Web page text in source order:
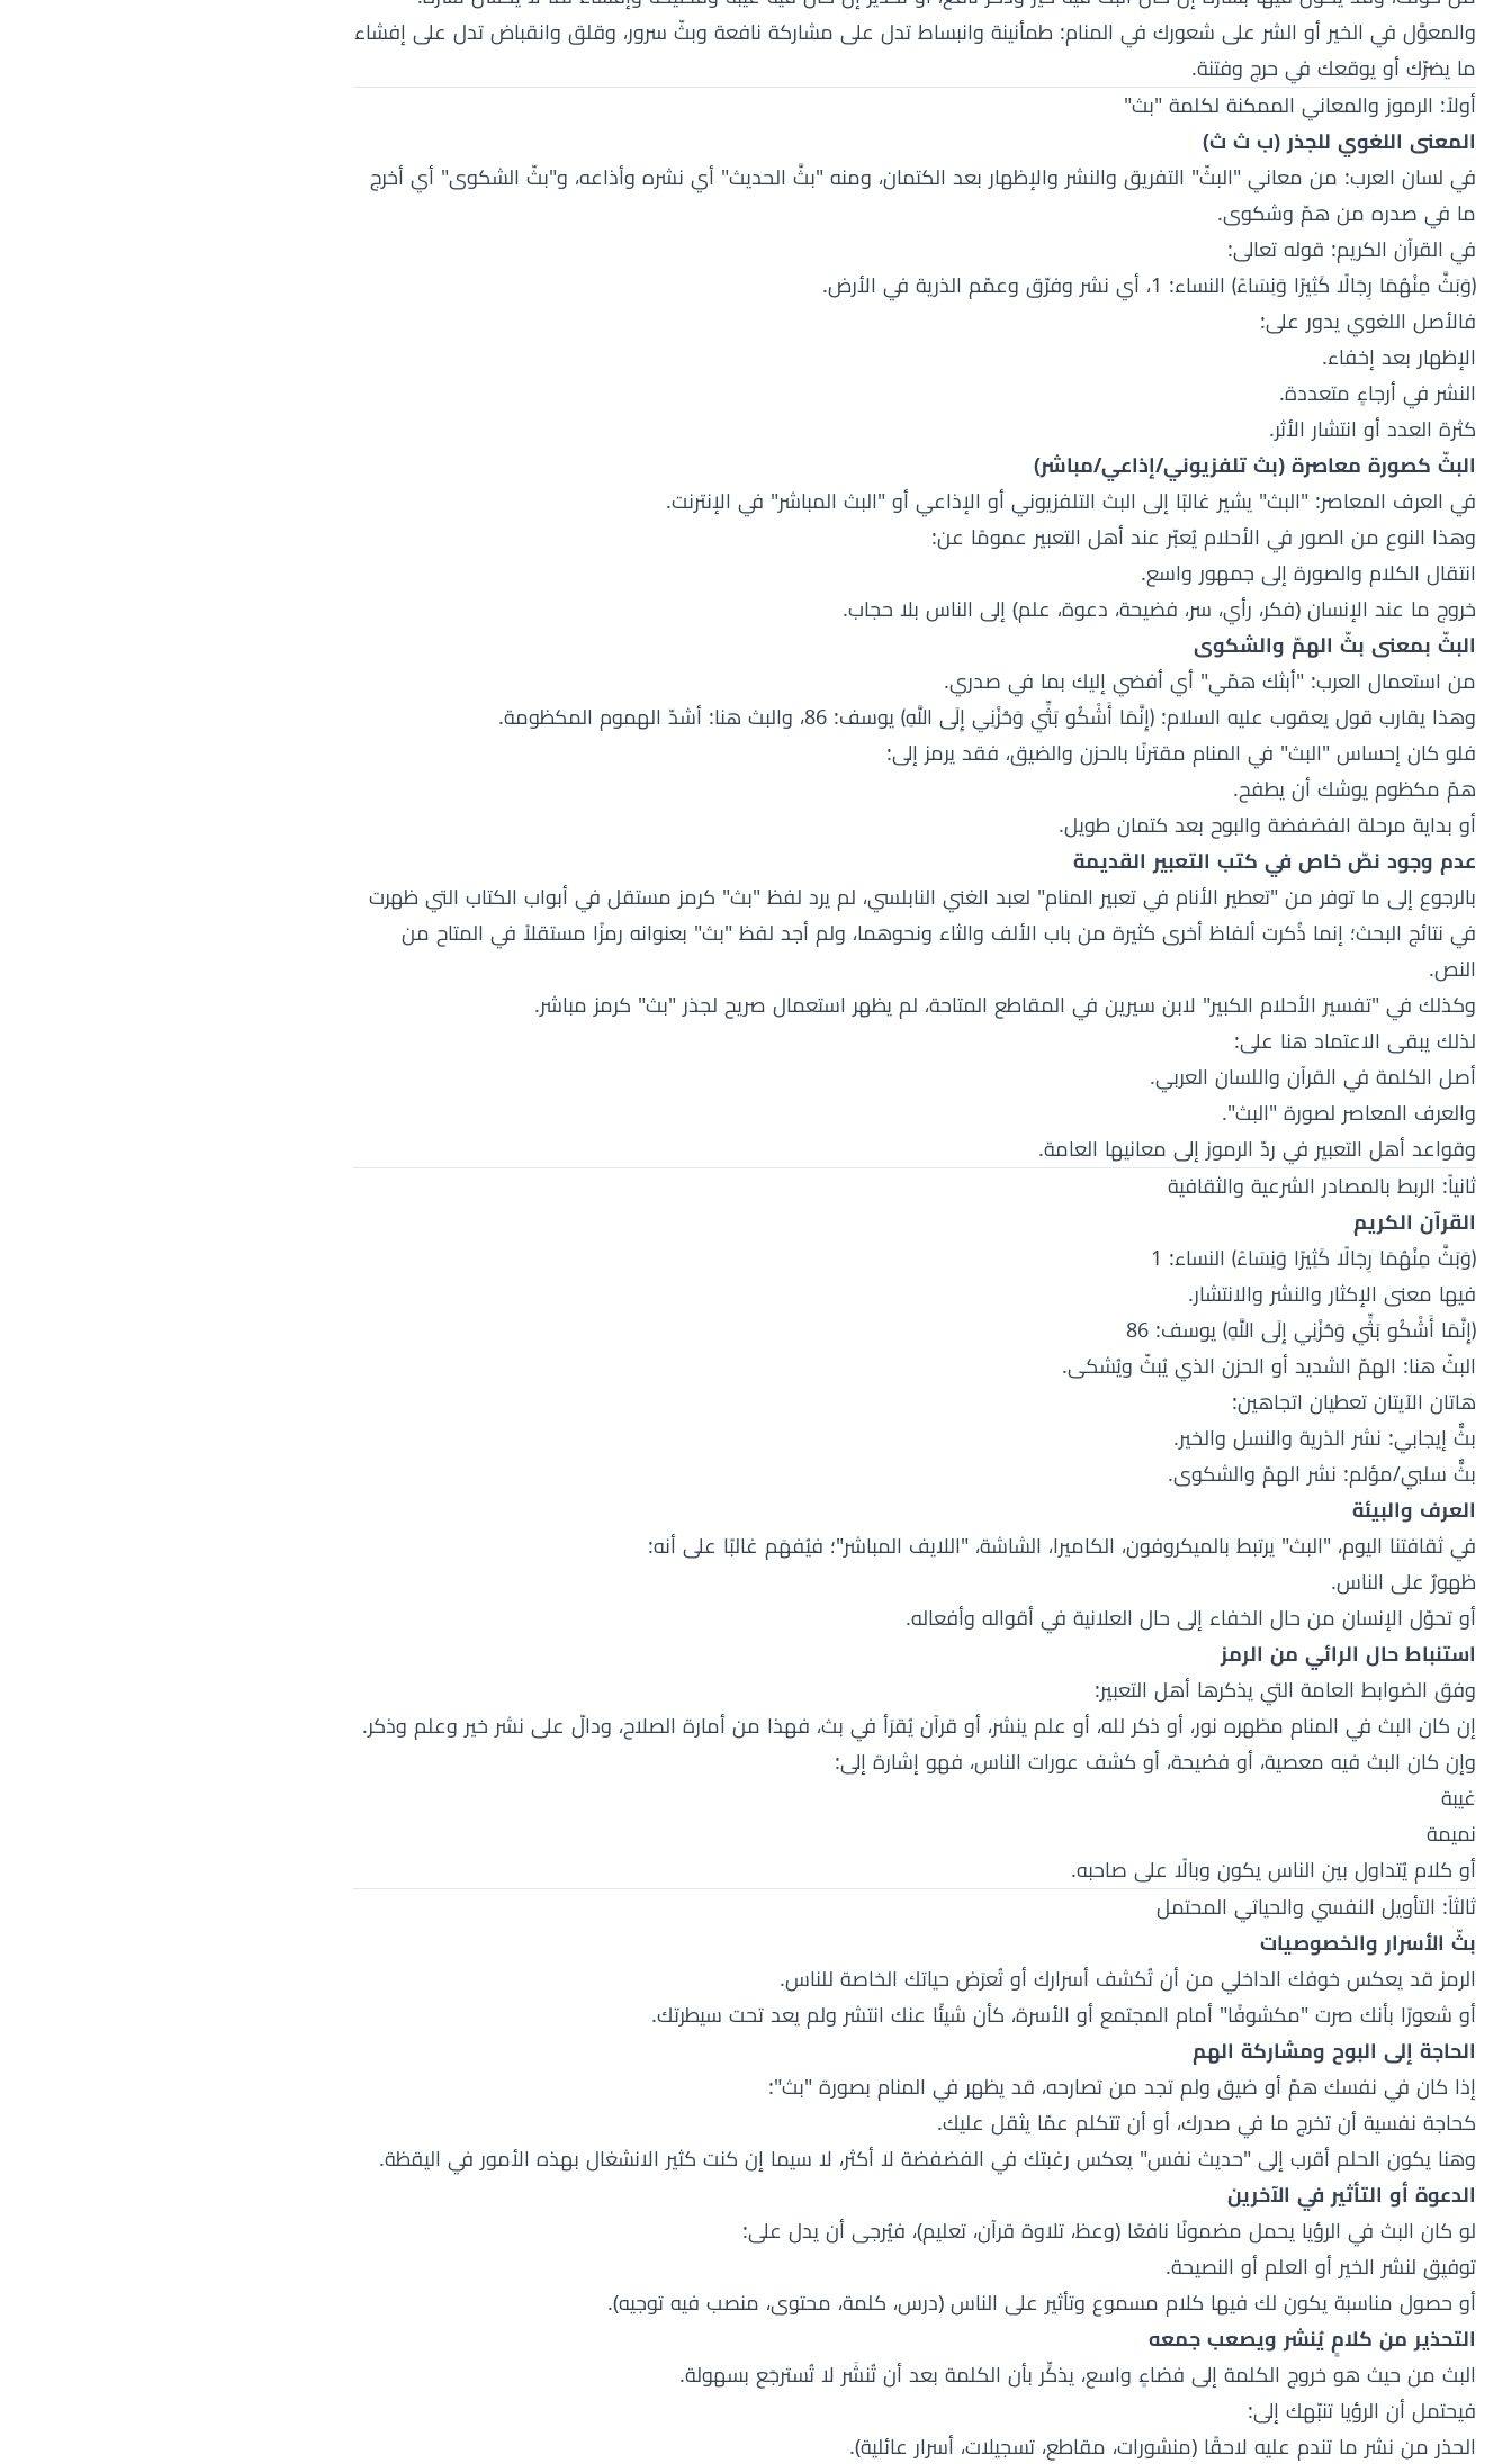
والمعوَّل في الخير أو الشر على شعورك في المنام: طمأنينة وانبساط تدل على مشاركة نافعة وبثّ سرور، وقلق وانقباض تدل على إفشاء
ما يضرّك أو يوقعك في حرج وفتنة.
أولاً: الرموز والمعاني الممكنة لكلمة "بث"
المعنى اللغوي للجذر (ب ث ث)
في لسان العرب: من معاني "البثّ" التفريق والنشر والإظهار بعد الكتمان، ومنه "بثَّ الحديث" أي نشره وأذاعه، و"بثّ الشكوى" أي أخرج
ما في صدره من همّ وشكوى.
في القرآن الكريم: قوله تعالى:
﴿وَبَثَّ مِنْهُمَا رِجَالًا كَثِيرًا وَنِسَاءً﴾ النساء: 1، أي نشر وفرّق وعمّم الذرية في الأرض.
فالأصل اللغوي يدور على:
الإظهار بعد إخفاء.
النشر في أرجاءٍ متعددة.
كثرة العدد أو انتشار الأثر.
البثّ كصورة معاصرة (بث تلفزيوني/إذاعي/مباشر)
في العرف المعاصر: "البث" يشير غالبًا إلى البث التلفزيوني أو الإذاعي أو "البث المباشر" في الإنترنت.
وهذا النوع من الصور في الأحلام يُعبّر عند أهل التعبير عمومًا عن:
انتقال الكلام والصورة إلى جمهور واسع.
خروج ما عند الإنسان (فكر، رأي، سر، فضيحة، دعوة، علم) إلى الناس بلا حجاب.
البثّ بمعنى بثّ الهمّ والشكوى
من استعمال العرب: "أبثك همّي" أي أفضي إليك بما في صدري.
وهذا يقارب قول يعقوب عليه السلام: ﴿إِنَّمَا أَشْكُو بَثِّي وَحُزْنِي إِلَى اللَّهِ﴾ يوسف: 86، والبث هنا: أشدّ الهموم المكظومة.
فلو كان إحساس "البث" في المنام مقترنًا بالحزن والضيق، فقد يرمز إلى:
همّ مكظوم يوشك أن يطفح.
أو بداية مرحلة الفضفضة والبوح بعد كتمان طويل.
عدم وجود نصّ خاص في كتب التعبير القديمة
بالرجوع إلى ما توفر من "تعطير الأنام في تعبير المنام" لعبد الغني النابلسي، لم يرد لفظ "بث" كرمز مستقل في أبواب الكتاب التي ظهرت
في نتائج البحث؛ إنما ذُكرت ألفاظ أخرى كثيرة من باب الألف والثاء ونحوهما، ولم أجد لفظ "بث" بعنوانه رمزًا مستقلاً في المتاح من
النص.
وكذلك في "تفسير الأحلام الكبير" لابن سيرين في المقاطع المتاحة، لم يظهر استعمال صريح لجذر "بث" كرمز مباشر.
لذلك يبقى الاعتماد هنا على:
أصل الكلمة في القرآن واللسان العربي.
والعرف المعاصر لصورة "البث".
وقواعد أهل التعبير في ردّ الرموز إلى معانيها العامة.
ثانياً: الربط بالمصادر الشرعية والثقافية
القرآن الكريم
﴿وَبَثَّ مِنْهُمَا رِجَالًا كَثِيرًا وَنِسَاءً﴾ النساء: 1
فيها معنى الإكثار والنشر والانتشار.
﴿إِنَّمَا أَشْكُو بَثِّي وَحُزْنِي إِلَى اللَّهِ﴾ يوسف: 86
البثّ هنا: الهمّ الشديد أو الحزن الذي يُبثّ ويُشكى.
هاتان الآيتان تعطيان اتجاهين:
بثٌّ إيجابي: نشر الذرية والنسل والخير.
بثٌّ سلبي/مؤلم: نشر الهمّ والشكوى.
العرف والبيئة
في ثقافتنا اليوم، "البث" يرتبط بالميكروفون، الكاميرا، الشاشة، "اللايف المباشر"؛ فيُفهَم غالبًا على أنه:
ظهورٌ على الناس.
أو تحوّل الإنسان من حال الخفاء إلى حال العلانية في أقواله وأفعاله.
استنباط حال الرائي من الرمز
وفق الضوابط العامة التي يذكرها أهل التعبير:
إن كان البث في المنام مظهره نور، أو ذكر لله، أو علم ينشر، أو قرآن يُقرَأ في بث، فهذا من أمارة الصلاح، ودالّ على نشر خير وعلم وذكر.
وإن كان البث فيه معصية، أو فضيحة، أو كشف عورات الناس، فهو إشارة إلى:
غيبة
نميمة
أو كلام يُتداول بين الناس يكون وبالًا على صاحبه.
ثالثاً: التأويل النفسي والحياتي المحتمل
بثّ الأسرار والخصوصيات
الرمز قد يعكس خوفك الداخلي من أن تُكشف أسرارك أو تُعرَض حياتك الخاصة للناس.
أو شعورًا بأنك صرت "مكشوفًا" أمام المجتمع أو الأسرة، كأن شيئًا عنك انتشر ولم يعد تحت سيطرتك.
الحاجة إلى البوح ومشاركة الهم
إذا كان في نفسك همّ أو ضيق ولم تجد من تصارحه، قد يظهر في المنام بصورة "بث":
كحاجة نفسية أن تخرج ما في صدرك، أو أن تتكلم عمّا يثقل عليك.
وهنا يكون الحلم أقرب إلى "حديث نفس" يعكس رغبتك في الفضفضة لا أكثر، لا سيما إن كنت كثير الانشغال بهذه الأمور في اليقظة.
الدعوة أو التأثير في الآخرين
لو كان البث في الرؤيا يحمل مضمونًا نافعًا (وعظ، تلاوة قرآن، تعليم)، فيُرجى أن يدل على:
توفيق لنشر الخير أو العلم أو النصيحة.
أو حصول مناسبة يكون لك فيها كلام مسموع وتأثير على الناس (درس، كلمة، محتوى، منصب فيه توجيه).
التحذير من كلامٍ يُنشر ويصعب جمعه
البث من حيث هو خروج الكلمة إلى فضاءٍ واسع، يذكِّر بأن الكلمة بعد أن تُنشَر لا تُسترجَع بسهولة.
فيحتمل أن الرؤيا تنبّهك إلى:
الحذر من نشر ما تندم عليه لاحقًا (منشورات، مقاطع، تسجيلات، أسرار عائلية).